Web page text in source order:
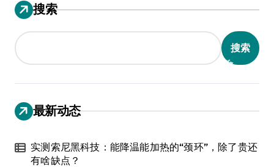
搜索
搜索
最新动态
实测索尼黑科技：能降温能加热的“颈环”，除了贵还
有啥缺点？